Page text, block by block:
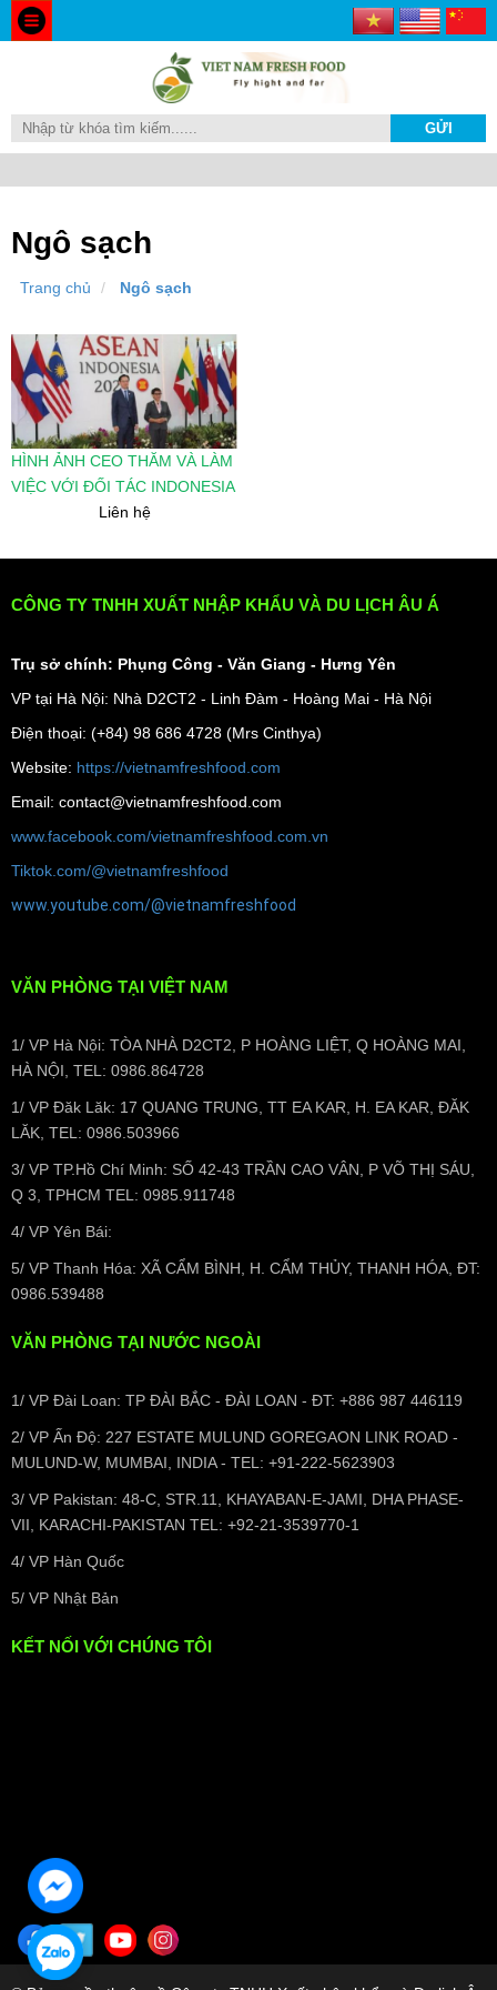
Ngô sạch
Trang chủ Ngô sạch
HÌNH ẢNH CEO THĂM VÀ LÀM
VIỆC VỚI ĐỐI TÁC INDONESIA
Liên hệ
CÔNG TY TNHH XUẤT NHẬP KHẨU VÀ DU LỊCH ÂU Á
Trụ sở chính: Phụng Công - Văn Giang - Hưng Yên
VP tại Hà Nội: Nhà D2CT2 - Linh Đàm - Hoàng Mai - Hà Nội
Điện thoại: (+84) 98 686 4728 (Mrs Cinthya)
Website: https://vietnamfreshfood.com
Email: contact@vietnamfreshfood.com
www.facebook.com/vietnamfreshfood.com.vn
Tiktok.com/@vietnamfreshfood
www.youtube.com/@vietnamfreshfood
VĂN PHÒNG TẠI VIỆT NAM
1/ VP Hà Nội: TÒA NHÀ D2CT2, P HOÀNG LIỆT, Q HOÀNG MAI,
HÀ NỘI, TEL: 0986.864728
1/ VP Đăk Lăk: 17 QUANG TRUNG, TT EA KAR, H. EA KAR, ĐĂK
LĂK, TEL: 0986.503966
3/ VP TP.Hồ Chí Minh: SỐ 42-43 TRẦN CAO VÂN, P VÕ THỊ SÁU,
Q 3, TPHCM TEL: 0985.911748
4/ VP Yên Bái:
5/ VP Thanh Hóa: XÃ CẨM BÌNH, H. CẨM THỦY, THANH HÓA, ĐT:
0986.539488
VĂN PHÒNG TẠI NƯỚC NGOÀI
1/ VP Đài Loan: TP ĐÀI BẮC - ĐÀI LOAN - ĐT: +886 987 446119
2/ VP Ấn Độ: 227 ESTATE MULUND GOREGAON LINK ROAD -
MULUND-W, MUMBAI, INDIA - TEL: +91-222-5623903
3/ VP Pakistan: 48-C, STR.11, KHAYABAN-E-JAMI, DHA PHASE-
VII, KARACHI-PAKISTAN TEL: +92-21-3539770-1
4/ VP Hàn Quốc
5/ VP Nhật Bản
KẾT NỐI VỚI CHÚNG TÔI